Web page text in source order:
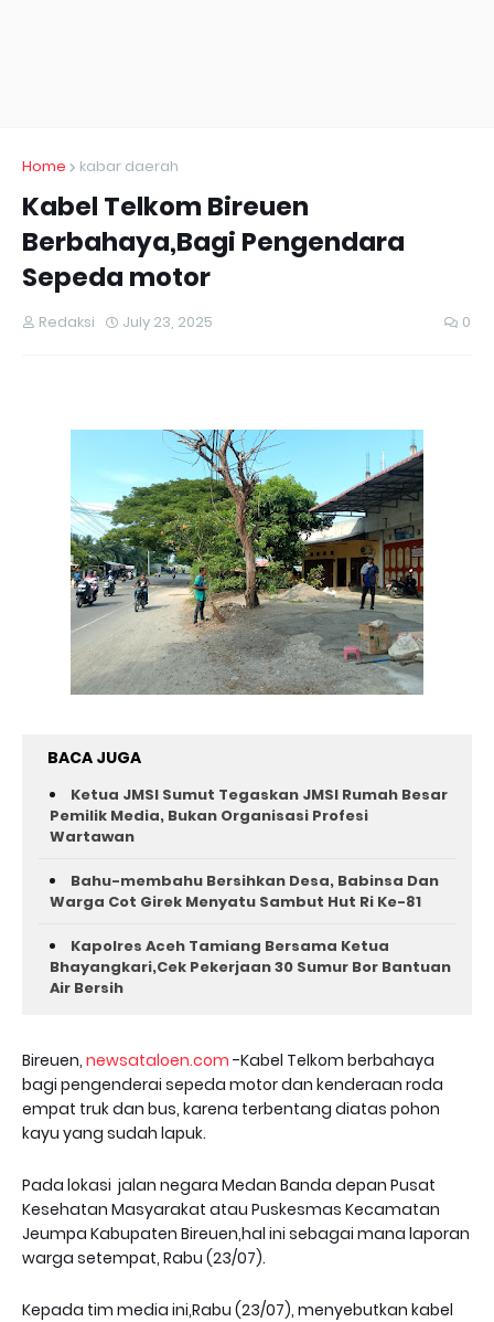
Home kabar daerah
Kabel Telkom Bireuen
Berbahaya,Bagi Pengendara
Sepeda motor
Redaksi July 23, 2025 0
BACA JUGA
Ketua JMSI Sumut Tegaskan JMSI Rumah Besar
Pemilik Media, Bukan Organisasi Profesi
Wartawan
Bahu-membahu Bersihkan Desa, Babinsa Dan
Warga Cot Girek Menyatu Sambut Hut Ri Ke-81 ‎
Kapolres Aceh Tamiang Bersama Ketua
Bhayangkari,Cek Pekerjaan 30 Sumur Bor Bantuan
Air Bersih
Bireuen, newsataloen.com -Kabel Telkom berbahaya
bagi pengenderai sepeda motor dan kenderaan roda
empat truk dan bus, karena terbentang diatas pohon
kayu yang sudah lapuk.
Pada lokasi jalan negara Medan Banda depan Pusat
Kesehatan Masyarakat atau Puskesmas Kecamatan
Jeumpa Kabupaten Bireuen,hal ini sebagai mana laporan
warga setempat, Rabu (23/07).
Kepada tim media ini,Rabu (23/07), menyebutkan kabel